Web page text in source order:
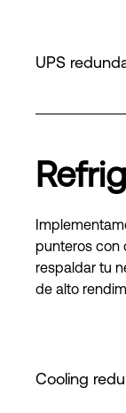
UPS
punteros con
respaldar tu
de alto
Cooling